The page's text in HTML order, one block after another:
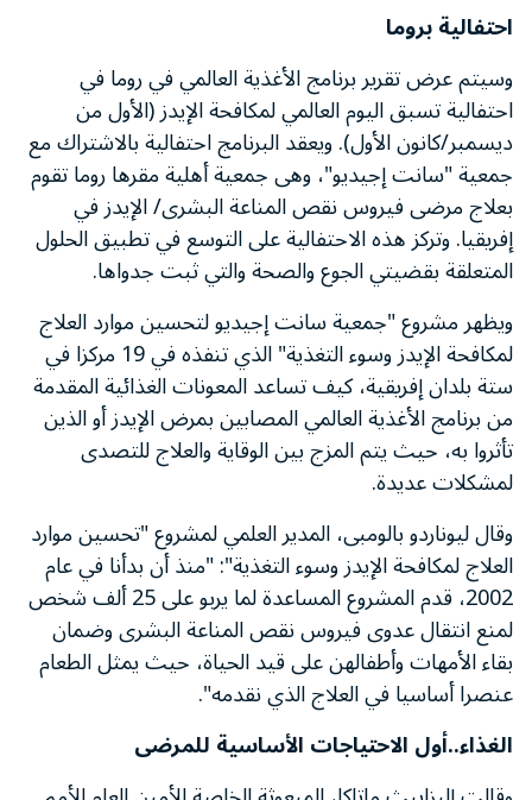
احتفالية بروما
وسيتم عرض تقرير برنامج الأغذية العالمي في روما في
احتفالية تسبق اليوم العالمي لمكافحة الإيدز (الأول من
ديسمبر/كانون الأول). ويعقد البرنامج احتفالية بالاشتراك مع
جمعية "سانت إجيديو"، وهى جمعية أهلية مقرها روما تقوم
بعلاج مرضى فيروس نقص المناعة البشرى/ الإيدز في
إفريقيا. وتركز هذه الاحتفالية على التوسع في تطبيق الحلول
المتعلقة بقضيتي الجوع والصحة والتي ثبت جدواها.
ويظهر مشروع "جمعية سانت إجيديو لتحسين موارد العلاج
لمكافحة الإيدز وسوء التغذية" الذي تنفذه في 19 مركزا في
ستة بلدان إفريقية، كيف تساعد المعونات الغذائية المقدمة
من برنامج الأغذية العالمي المصابين بمرض الإيدز أو الذين
تأثروا به، حيث يتم المزج بين الوقاية والعلاج للتصدى
لمشكلات عديدة.
وقال ليوناردو بالومبى، المدير العلمي لمشروع "تحسين موارد
العلاج لمكافحة الإيدز وسوء التغذية": "منذ أن بدأنا في عام
2002، قدم المشروع المساعدة لما يربو على 25 ألف شخص
لمنع انتقال عدوى فيروس نقص المناعة البشرى وضمان
بقاء الأمهات وأطفالهن على قيد الحياة، حيث يمثل الطعام
عنصرا أساسيا في العلاج الذي نقدمه".
الغذاء..أول الاحتياجات الأساسية للمرضى